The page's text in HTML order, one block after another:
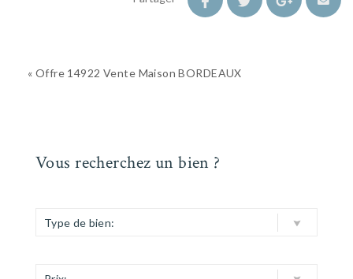
« Offre 14922 Vente Maison BORDEAUX
Vous recherchez un bien ?
Type de bien: